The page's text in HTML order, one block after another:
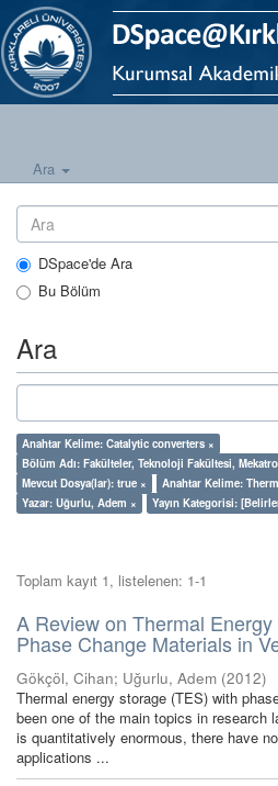
Ara
DSpace'de Ara
Bu Bölüm
Ara
Anahtar Kelime: Catalytic converters ×
Bölüm Adı: Fakülteler, Teknoloji Fakültesi,
Mevcut Dosya(lar): true ×
Anahtar Kelime:
Yazar: Uğurlu, Adem ×
Yayın Kategorisi:
Toplam kayıt 1, listelenen: 1-1
A Review on Thermal
Phase Change Materials in
Gökçöl, Cihan; Uğurlu, Adem (2012)
Thermal energy storage (TES) with
been one of the main topics in research
is quantitatively enormous, there have
applications ...